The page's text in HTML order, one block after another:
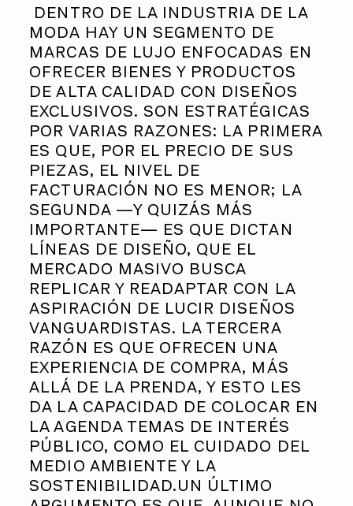
DENTRO DE LA INDUSTRIA DE LA
MODA HAY UN SEGMENTO DE
MARCAS DE LUJO ENFOCADAS EN
OFRECER BIENES Y PRODUCTOS
DE ALTA CALIDAD CON DISEÑOS
EXCLUSIVOS. SON ESTRATÉGICAS
POR VARIAS RAZONES: LA PRIMERA
ES QUE, POR EL PRECIO DE SUS
PIEZAS, EL NIVEL DE
FACTURACIÓN NO ES MENOR; LA
SEGUNDA —Y QUIZÁS MÁS
IMPORTANTE— ES QUE DICTAN
LÍNEAS DE DISEÑO, QUE EL
MERCADO MASIVO BUSCA
REPLICAR Y READAPTAR CON LA
ASPIRACIÓN DE LUCIR DISEÑOS
VANGUARDISTAS. LA TERCERA
RAZÓN ES QUE OFRECEN UNA
EXPERIENCIA DE COMPRA, MÁS
ALLÁ DE LA PRENDA, Y ESTO LES
DA LA CAPACIDAD DE COLOCAR EN
LA AGENDA TEMAS DE INTERÉS
PÚBLICO, COMO EL CUIDADO DEL
MEDIO AMBIENTE Y LA
SOSTENIBILIDAD.UN ÚLTIMO